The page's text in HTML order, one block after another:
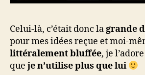
Celui-là, c’était donc lagrande
pour mes idées reçue et moi-
littéralement bluffée, je
que je n’utilise plus que lui